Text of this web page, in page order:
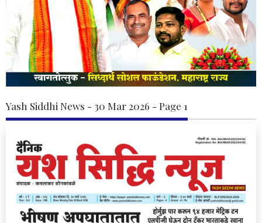
Yash Siddhi News - 30 Mar 2026 - Page 1